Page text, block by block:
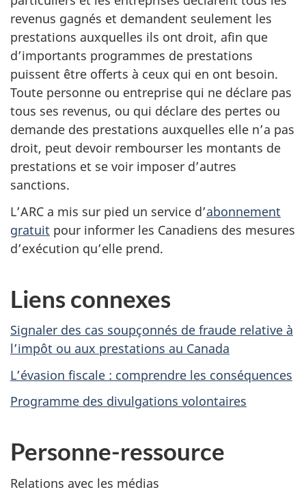
revenus gagnés et demandent seulement les
prestations auxquelles ils ont droit, afin que
d’importants programmes de prestations
puissent être offerts à ceux qui en ont besoin.
Toute personne ou entreprise qui ne déclare pas
tous ses revenus, ou qui déclare des pertes ou
demande des prestations auxquelles elle n’a pas
droit, peut devoir rembourser les montants de
prestations et se voir imposer d’autres
sanctions.
L’ARC a mis sur pied un service d’abonnement
gratuit pour informer les Canadiens des mesures
d’exécution qu’elle prend.
Liens connexes
Signaler des cas soupçonnés de fraude relative à
l’impôt ou aux prestations au Canada
L’évasion fiscale : comprendre les conséquences
Programme des divulgations volontaires
Personne-ressource
Relations avec les médias